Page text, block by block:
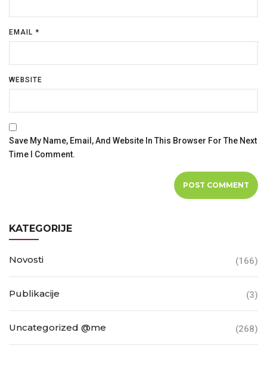
EMAIL *
WEBSITE
Save My Name, Email, And Website In This Browser For The Next
Time I Comment.
KATEGORIJE
Novosti (166)
Publikacije (3)
Uncategorized @me (268)